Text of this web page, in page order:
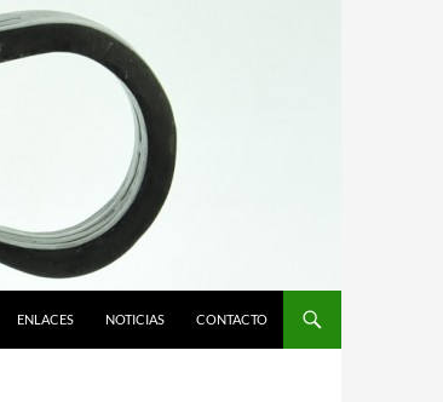
ENLACES NOTICIAS CONTACTO